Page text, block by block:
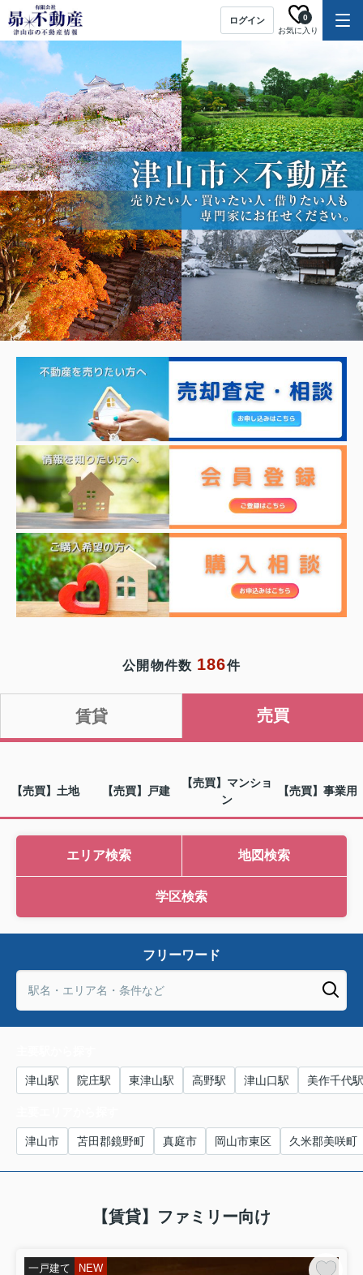
ログイン
お気に入り
0
公開物件数 186件
賃貸 売買
【売買】土地 【売買】戸建
【売買】マンショ
ン
【売買】事業用
エリア検索 地図検索
学区検索
フリーワード
津山駅 院庄駅 東津山駅 高野駅 津山口駅 美作千代駅
津山市 苫田郡鏡野町 真庭市 岡山市東区 久米郡美咲町
【賃貸】ファミリー向け
一戸建て NEW